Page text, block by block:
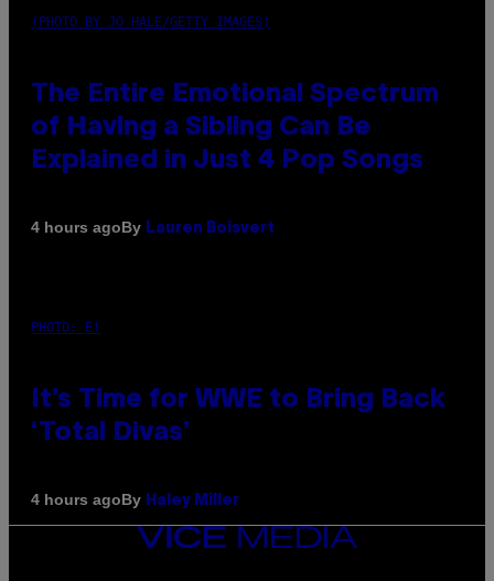
(PHOTO BY JO HALE/GETTY IMAGES)
The Entire Emotional Spectrum
of Having a Sibling Can Be
Explained in Just 4 Pop Songs
4 hours agoBy Lauren Boisvert
PHOTO: E!
It’s Time for WWE to Bring Back
‘Total Divas’
4 hours agoBy Haley Miller
VICE
MEDIA